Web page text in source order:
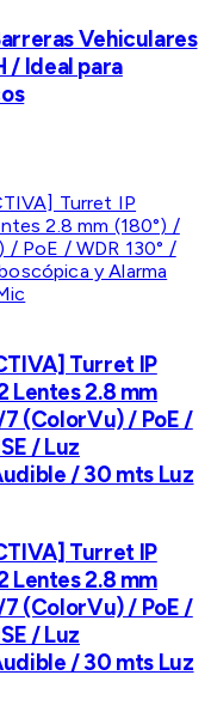
Vehiculares
/ Ideal para
Turret IP
Lentes 2.8 mm
(ColorVu) / PoE /
/ Luz
/ 30 mts Luz
Turret IP
Lentes 2.8 mm
(ColorVu) / PoE /
/ Luz
/ 30 mts Luz